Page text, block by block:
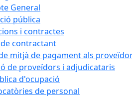
General
pública
i contractes
contractant
mitjà de pagament als
de proveïdors i adjudicataris
d'ocupació
de personal